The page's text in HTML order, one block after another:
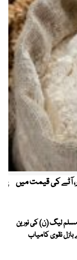
آٹے کی قیمت میں
الیکشن ، ایل اے 27 میں مسلم لیگ (ن) کی نورین